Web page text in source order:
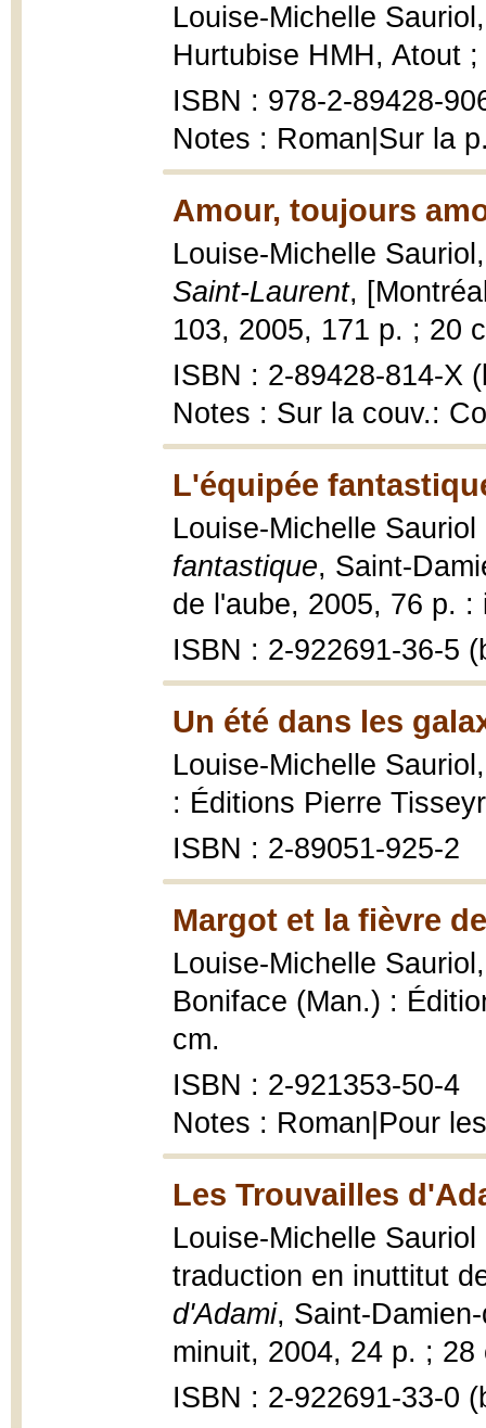
Louise-Michelle
Hurtubise HMH, Atout
ISBN : 978-2-89428-
Notes : Roman|Sur la
Amour, toujours
Louise-Michelle
Saint-Laurent,
103, 2005, 171 p. ; 20
ISBN : 2-89428-814-X
Notes : Sur la couv.:
L'équipée
Louise-Michelle
fantastique, Saint-
de l'aube, 2005, 76 p. :
ISBN : 2-922691-36-5
Un été dans les
Louise-Michelle
: Éditions Pierre
ISBN : 2-89051-925-2
Margot et la fièvre
Louise-Michelle
Boniface (Man.) :
cm.
ISBN : 2-921353-50-4
Notes : Roman|Pour
Les Trouvailles
Louise-Michelle
traduction en inuttitut
d'Adami, Saint-
minuit, 2004, 24 p. ; 28
ISBN : 2-922691-33-0